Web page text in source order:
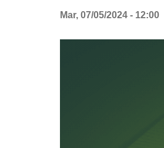
Mar, 07/05/2024 - 12:00